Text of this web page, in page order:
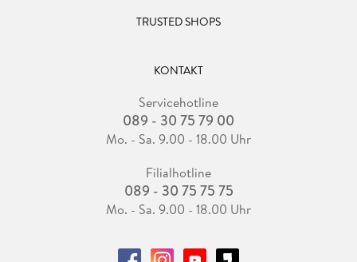
TRUSTED SHOPS
KONTAKT
Servicehotline
089 - 30 75 79 00
Mo. - Sa. 9.00 - 18.00 Uhr
Filialhotline
089 - 30 75 75 75
Mo. - Sa. 9.00 - 18.00 Uhr